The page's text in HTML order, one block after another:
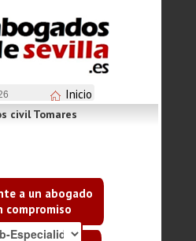
Inicio
a un abogado
compromiso
civil Tomares